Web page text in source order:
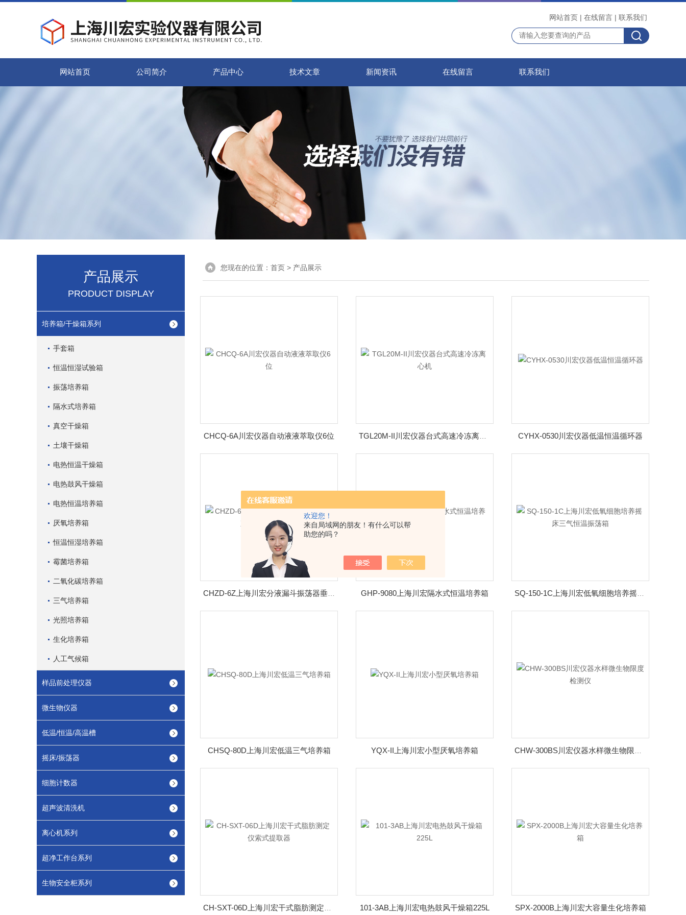
欢迎您！
来自局域网的朋友！有什么可以帮
助您的吗？
网站首页 | 在线留言 | 联系我们
网站首页 公司简介 产品中心 技术文章 新闻资讯 在线留言 联系我们
产品展示
PRODUCT DISPLAY
培养箱/干燥箱系列
手套箱
恒温恒湿试验箱
振荡培养箱
隔水式培养箱
真空干燥箱
土壤干燥箱
电热恒温干燥箱
电热鼓风干燥箱
电热恒温培养箱
厌氧培养箱
恒温恒湿培养箱
霉菌培养箱
二氧化碳培养箱
三气培养箱
光照培养箱
生化培养箱
人工气候箱
样品前处理仪器
微生物仪器
低温/恒温/高温槽
摇床/振荡器
细胞计数器
超声波清洗机
离心机系列
超净工作台系列
生物安全柜系列
您现在的位置： 首页 > 产品展示
CHCQ-6A川宏仪器自动液液萃取仪6位 CYHX-0530川宏仪器低温恒温循环器
GHP-9080上海川宏隔水式恒温培养箱
CHSQ-80D上海川宏低温三气培养箱 YQX-II上海川宏小型厌氧培养箱
101-3AB上海川宏电热鼓风干燥箱225L SPX-2000B上海川宏大容量生化培养箱